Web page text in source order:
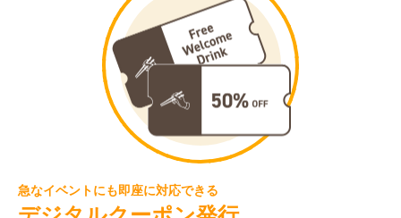
急なイベントにも即座に対応できる